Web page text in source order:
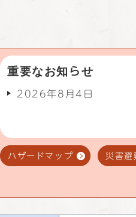
重要なお知らせ
2026年8月4日
ハザードマップ 災害避